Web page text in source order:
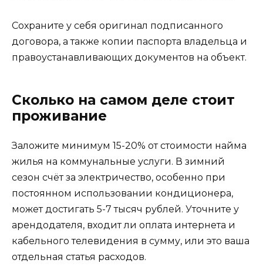
Сохраните у себя оригинал подписанного
договора, а также копии паспорта владельца и
правоустанавливающих документов на объект.
Сколько на самом деле стоит
проживание
Заложите минимум 15-20% от стоимости найма
жилья на коммунальные услуги. В зимний
сезон счёт за электричество, особенно при
постоянном использовании кондиционера,
может достигать 5-7 тысяч рублей. Уточните у
арендодателя, входит ли оплата интернета и
кабельного телевидения в сумму, или это ваша
отдельная статья расходов.